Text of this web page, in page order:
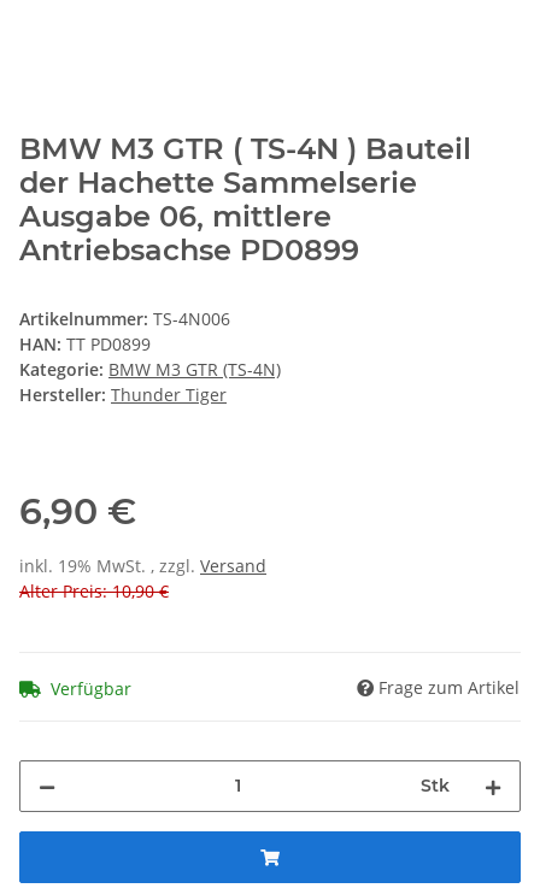
BMW M3 GTR ( TS-4N ) Bauteil
der Hachette Sammelserie
Ausgabe 06, mittlere
Antriebsachse PD0899
Artikelnummer: TS-4N006
HAN: TT PD0899
Kategorie: BMW M3 GTR (TS-4N)
Hersteller: Thunder Tiger
6,90 €
inkl. 19% MwSt. , zzgl. Versand
Alter Preis: 10,90 €
Verfügbar Frage zum Artikel
Stk